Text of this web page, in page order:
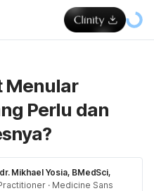
Menular
Perlu dan
dr. Mikhael Yosia, BMedSci,
· Medicine Sans